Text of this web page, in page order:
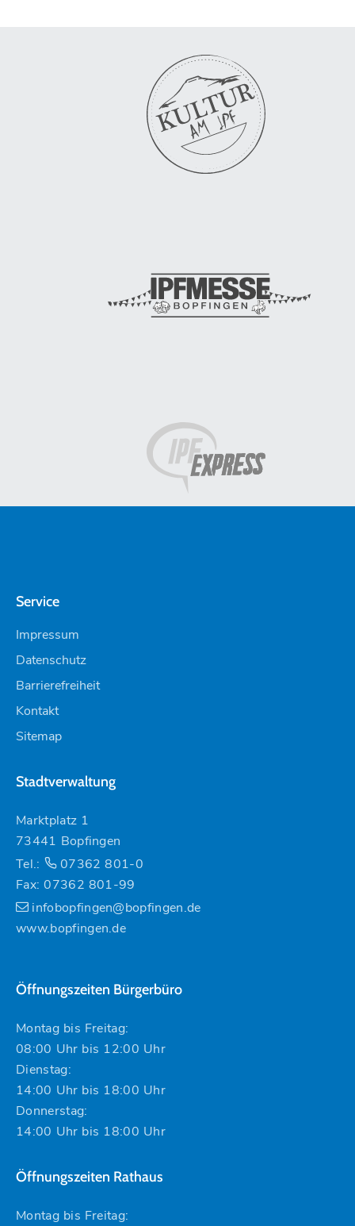
Service
Impressum
Datenschutz
Barrierefreiheit
Kontakt
Sitemap
Stadtverwaltung
Marktplatz 1
73441 Bopfingen
Tel.:
07362 801-0
Fax: 07362 801-99
infobopfingen@bopfingen.de
www.bopfingen.de
Öffnungszeiten Bürgerbüro
Montag bis Freitag:
08:00 Uhr bis 12:00 Uhr
Dienstag:
14:00 Uhr bis 18:00 Uhr
Donnerstag:
14:00 Uhr bis 18:00 Uhr
Öffnungszeiten Rathaus
Montag bis Freitag: